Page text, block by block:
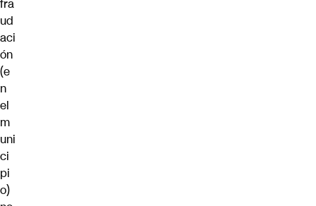
fra
ud
aci
ón
(e
n
el
m
uni
ci
pi
o)